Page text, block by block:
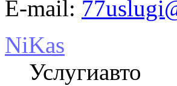
E-mail:
NiKas
Услугиавто